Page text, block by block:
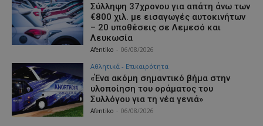
Σύλληψη 37χρονου για απάτη άνω των
€800 χιλ. με εισαγωγές αυτοκινήτων
– 20 υποθέσεις σε Λεμεσό και
Λευκωσία
Afentiko 06/08/2026
Αθλητικά - Επικαιρότητα
«Ένα ακόμη σημαντικό βήμα στην
υλοποίηση του οράματος του
Συλλόγου για τη νέα γενιά»
Afentiko 06/08/2026